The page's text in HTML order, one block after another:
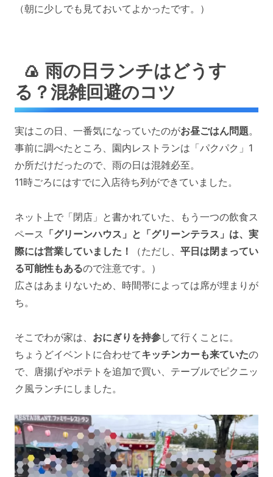
（朝に少しでも見ておいてよかったです。）
🍙 雨の日ランチはどうす
る？混雑回避のコツ
実はこの日、一番気になっていたのがお昼ごはん問題。
事前に調べたところ、園内レストランは「パクパク」1
か所だけだったので、雨の日は混雑必至。
11時ごろにはすでに入店待ち列ができていました。
ネット上で「閉店」と書かれていた、もう一つの飲食ス
ペース 「グリーンハウス」と「グリーンテラス」は、実
際には営業していました！
（ただし、 平日は閉まってい
る可能性もあるので注意です。）
広さはあまりないため、時間帯によっては席が埋まりが
ち。
そこでわが家は、 おにぎりを持参して行くことに。
ちょうどイベントに合わせてキッチンカーも来ていたの
で、唐揚げやポテトを追加で買い、テーブルでピクニッ
ク風ランチにしました。